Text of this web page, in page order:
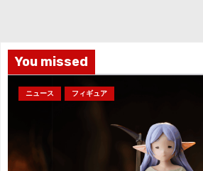
You missed
ニュース フィギュア